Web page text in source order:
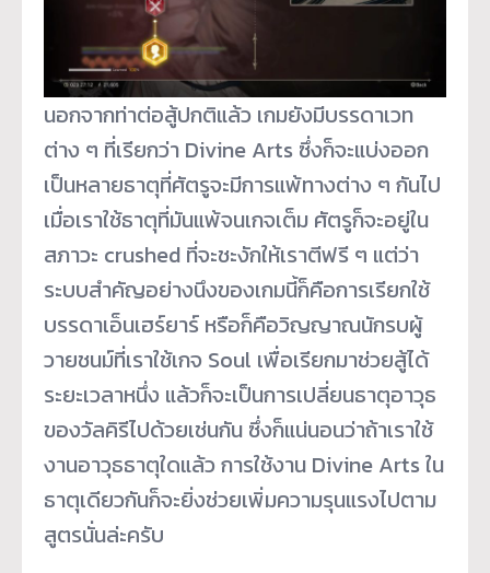
นอกจากท่าต่อสู้ปกติแล้ว เกมยังมีบรรดาเวท
ต่าง ๆ ที่เรียกว่า Divine Arts ซึ่งก็จะแบ่งออก
เป็นหลายธาตุที่ศัตรูจะมีการแพ้ทางต่าง ๆ กันไป
เมื่อเราใช้ธาตุที่มันแพ้จนเกจเต็ม ศัตรูก็จะอยู่ใน
สภาวะ crushed ที่จะชะงักให้เราตีฟรี ๆ แต่ว่า
ระบบสำคัญอย่างนึงของเกมนี้ก็คือการเรียกใช้
บรรดาเอ็นเฮร์ยาร์ หรือก็คือวิญญาณนักรบผู้
วายชนม์ที่เราใช้เกจ Soul เพื่อเรียกมาช่วยสู้ได้
ระยะเวลาหนึ่ง แล้วก็จะเป็นการเปลี่ยนธาตุอาวุธ
ของวัลคิรีไปด้วยเช่นกัน ซึ่งก็แน่นอนว่าถ้าเราใช้
งานอาวุธธาตุใดแล้ว การใช้งาน Divine Arts ใน
ธาตุเดียวกันก็จะยิ่งช่วยเพิ่มความรุนแรงไปตาม
สูตรนั่นล่ะครับ